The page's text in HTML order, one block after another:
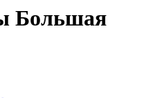
Большая